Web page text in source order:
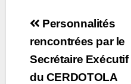
Post
navigation
Personnalités
rencontrées par le
Secrétaire Exécutif
du CERDOTOLA